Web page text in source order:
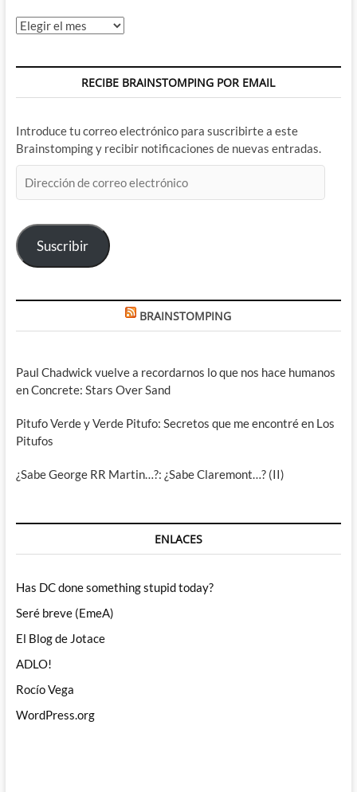
Archivos
RECIBE BRAINSTOMPING POR EMAIL
Introduce tu correo electrónico para suscribirte a este
Brainstomping y recibir notificaciones de nuevas entradas.
de
electrónico
Suscribir
BRAINSTOMPING
Paul Chadwick vuelve a recordarnos lo que nos hace humanos
en Concrete: Stars Over Sand
Pitufo Verde y Verde Pitufo: Secretos que me encontré en Los
Pitufos
¿Sabe George RR Martin…?: ¿Sabe Claremont…? (II)
ENLACES
Has DC done something stupid today?
Seré breve (EmeA)
El Blog de Jotace
ADLO!
Rocío Vega
WordPress.org